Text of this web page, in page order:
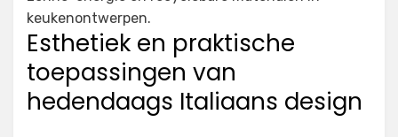
keukenontwerpen.
Esthetiek en praktische
toepassingen van
hedendaags Italiaans design